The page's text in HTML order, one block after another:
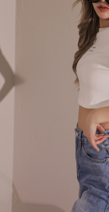
untuk mengesahkan transaksi
akan dibatalkan secara
semakan khusus" yang tidak
penilaian tidak mencukupi, tiada
penilaian boleh diberikan.
【Penerangan Kaedah
1. Pembayaran ansuran tidak
"Pembayaran Ansuran Gogo"
pembayaran selepas tarikh
2. Melalui pautan SMS untuk
membayar melalui "Kod bar kedai
Mobile / Pemindahan bank /
1. Perkhidmatan ini disediakan
membolehkan pengguna
perkhidmatan ini semasa
tuntutan harga jual/beli ansuran
menggunakan bil syarikat ini.
2. Berdasarkan tujuan kontrak
"Pembayaran Ansuran Gogo",